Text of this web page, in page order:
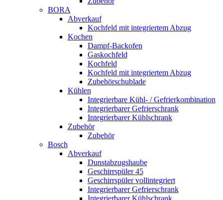
BORA
Abverkauf
Kochfeld mit integriertem Abzug
Kochen
Dampf-Backofen
Gaskochfeld
Kochfeld
Kochfeld mit integriertem Abzug
Zubehörschublade
Kühlen
Integrierbare Kühl- / Gefrierkombination
Integrierbarer Gefrierschrank
Integrierbarer Kühlschrank
Zubehör
Zubehör
Bosch
Abverkauf
Dunstabzugshaube
Geschirrspüler 45
Geschirrspüler vollintegriert
Integrierbarer Gefrierschrank
Integrierbarer Kühlschrank